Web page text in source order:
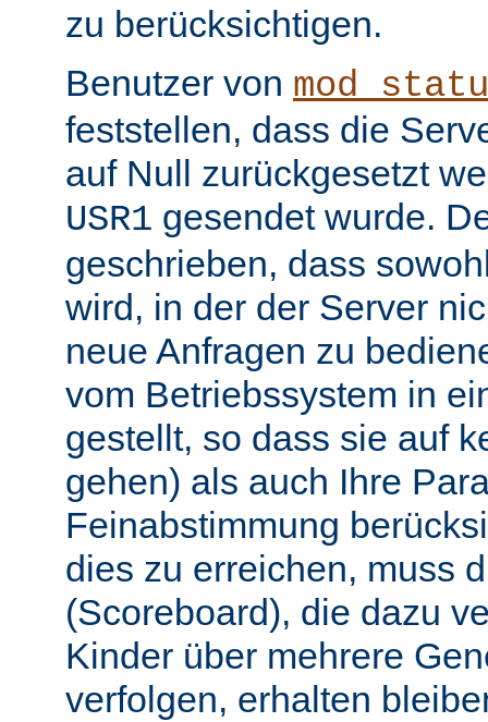
zu berücksichtigen.
Benutzer von
feststellen, dass die
auf Null zurückgesetzt
USR1 gesendet wurde.
geschrieben, dass
wird, in der der Server
neue Anfragen zu
vom Betriebssystem in
gestellt, so dass sie auf
gehen) als auch Ihre
Feinabstimmung
dies zu erreichen, muss
(Scoreboard), die dazu
Kinder über mehrere
verfolgen, erhalten